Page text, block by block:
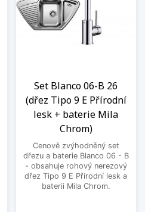
Set Blanco 06-B 26
(dřez Tipo 9 E Přírodní
lesk + baterie Mila
Chrom)
Cenově zvýhodněný set
dřezu a baterie Blanco 06 - B
- obsahuje rohový nerezový
dřez Tipo 9 E Přírodní lesk a
baterii Mila Chrom.